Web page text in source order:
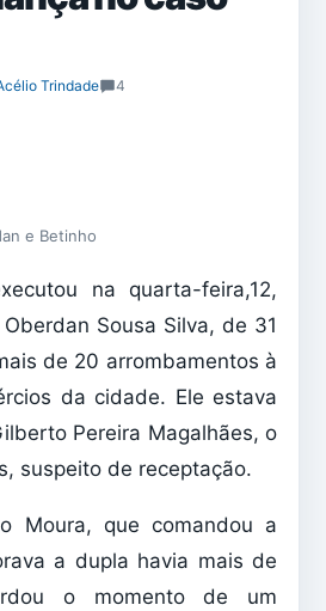
Trindade 4
e Betinho
na quarta-feira,12,
Sousa Silva, de 31
de 20 arrombamentos à
da cidade. Ele estava
Pereira Magalhães, o
suspeito de receptação.
Moura, que comandou a
a dupla havia mais de
o momento de um